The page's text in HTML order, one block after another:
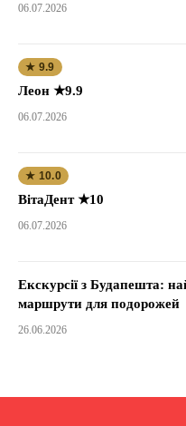
06.07.2026
★ 9.9
Леон ★9.9
06.07.2026
★ 10.0
ВітаДент ★10
06.07.2026
Екскурсії з Будапешта:
маршрути для подорожей
26.06.2026